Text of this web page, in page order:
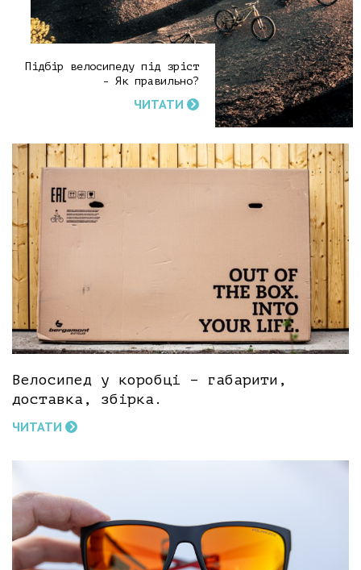
Підбір велосипеду під зріст
- Як правильно?
ЧИТАТИ
Велосипед у коробці – габарити,
доставка, збірка.
ЧИТАТИ